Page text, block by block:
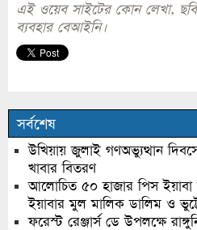
এই ওয়েব সাইটের কোন লেখা,
ব্যবহার বেআইনি।
সর্বশেষ
উখিয়ায় জুলাই গণঅভ্যুত্থান
খাবার বিতরণ
আলোচিত ৫০ হাজার পিস
ইয়াবার মুল মালিক ডালিম ও
ফরেস্ট রেঞ্জার্স ডে উপলক্ষে